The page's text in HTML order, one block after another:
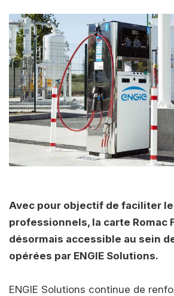
Avec pour objectif de faciliter
professionnels, la carte Romac
désormais accessible au sein
opérées par ENGIE Solutions.
ENGIE Solutions continue de